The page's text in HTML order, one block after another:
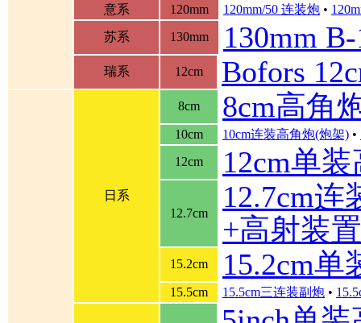
意系 120mm 120mm/50 连装炮 •
苏系
130mm 130mm
瑞系 12cm Bofors
日系
8cm 8cm高角
10cm 10cm连装高角炮(炮架) •
12cm
12cm单
12.7cm
12.7cm连
+高射装置
15.2cm 15.2cm单
15.5cm 15.5cm三连装副炮 •